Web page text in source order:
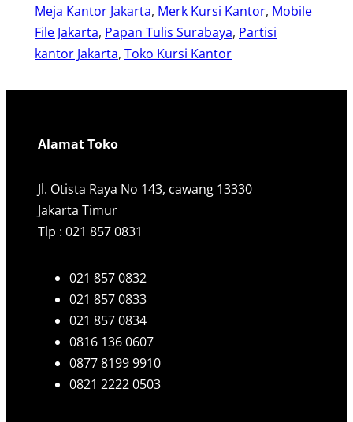
Meja Kantor Jakarta, Merk Kursi Kantor, Mobile
File Jakarta, Papan Tulis Surabaya, Partisi
kantor Jakarta, Toko Kursi Kantor
Alamat Toko
Jl. Otista Raya No 143, cawang 13330
Jakarta Timur
Tlp : 021 857 0831
021 857 0832
021 857 0833
021 857 0834
0816 136 0607
0877 8199 9910
0821 2222 0503